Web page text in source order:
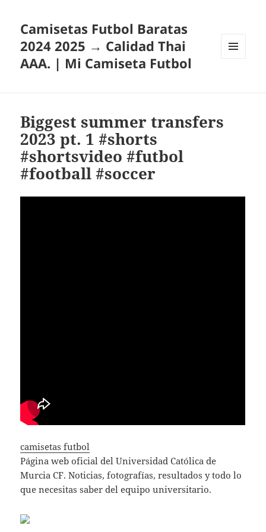
Camisetas Futbol Baratas
2024 2025 → Calidad Thai
AAA. | Mi Camiseta Futbol
Biggest summer transfers
2023 pt. 1 #shorts
#shortsvideo #futbol
#football #soccer
camisetas futbol
Página web oficial del Universidad Católica de
Murcia CF. Noticias, fotografías, resultados y todo lo
que necesitas saber del equipo universitario.